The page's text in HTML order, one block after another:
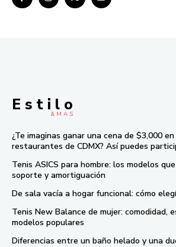
E s t i l o
& M À S
¿Te imaginas ganar una cena de $3,000
restaurantes de CDMX? Así puedes
Tenis ASICS para hombre: los modelos
soporte y amortiguación
De sala vacía a hogar funcional: cómo
Tenis New Balance de mujer: comodidad,
modelos populares
Diferencias entre un baño helado y una